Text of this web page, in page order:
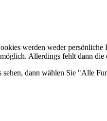
werden weder persönliche
Allerdings fehlt dann
sehen, dann wählen Sie "Alle